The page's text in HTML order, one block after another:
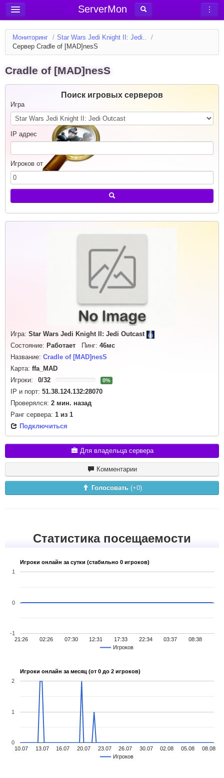
ServerMon
Добавить сервер
Мониторинг серверов
Форум
Вход в аккаунт
Мониторинг / Star Wars Jedi Knight II: Jedi..
/
Сервер Cradle of [MAD]nesS
Cradle of [MAD]nesS
Поиск игровых серверов
Игра
IP адрес
Игроков от
Игра: Star Wars Jedi Knight II: Jedi Outcast
Состояние: Работает Пинг: 46мс
Название: Cradle of [MAD]nesS
Карта: ffa_MAD
Игроки:
0/32 0%
IP и порт: 51.38.124.132:28070
Проверялся: 2 мин. назад
Ранг сервера: 1 из 1
Подключиться
Для владельца сервера
Комментарии
Голосовать(+0)
Статистика посещаемости
Игроки онлайн за сутки (стабильно 0 игроков)
Игроков
21:26 02:26 07:30 12:31 17:33 22:34 03:37 08:38
-1
0
1
Игроки онлайн за месяц (от 0 до 2 игроков)
Игроков
10.07 13.07 16.07 20.07 23.07 26.07 30.07 02.08 05.08 08.08
0
1
2